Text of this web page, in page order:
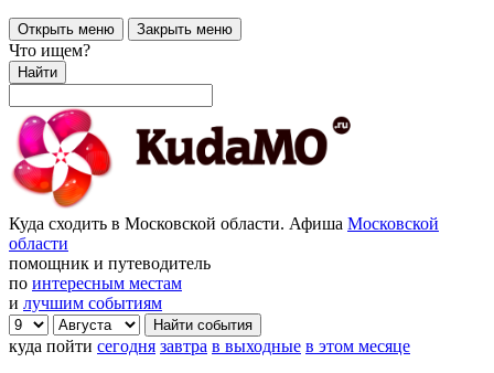
Открыть меню Закрыть меню
Что ищем?
Найти
Куда сходить в Московской области. Афиша Московской
области
помощник и путеводитель
по интересным местам
и лучшим событиям
куда пойти сегодня завтра в выходные в этом месяце